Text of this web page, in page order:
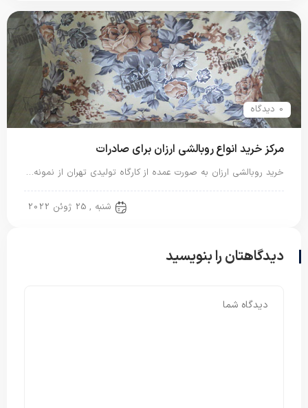
0 دیدگاه
مرکز خرید انواع روبالشی ارزان برای صادرات
خرید روبالشی ارزان به صورت عمده از کارگاه تولیدی تهران از نمونه…
شنبه , 25 ژوئن 2022
دیدگاهتان را بنویسید